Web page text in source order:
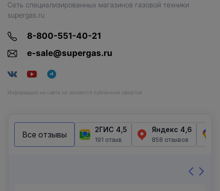
Сеть специализированных магазинов газовой техники
supergas.ru
8-800-551-40-21
e-sale@supergas.ru
Информация на сайте не является публичной офертой